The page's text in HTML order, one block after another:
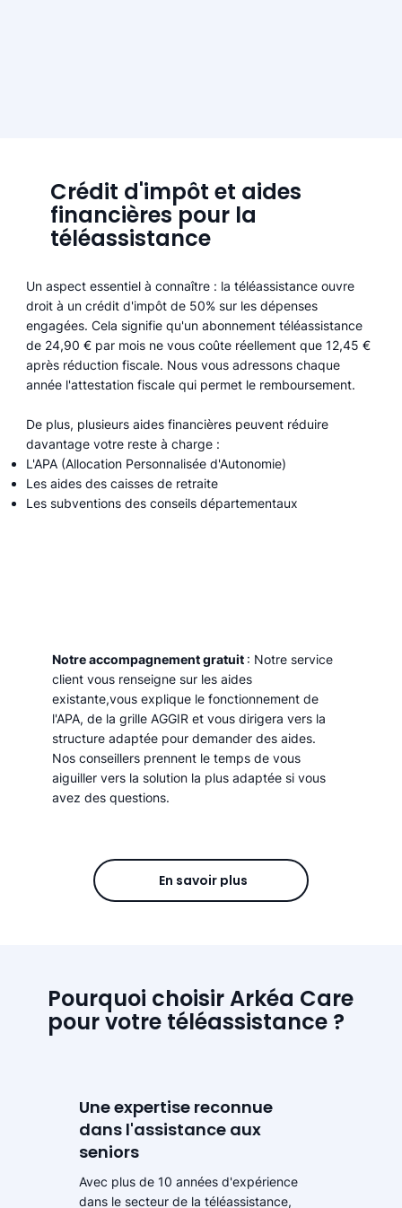
Crédit d'impôt et aides
financières pour la
téléassistance
Un aspect essentiel à connaître : la téléassistance ouvre
droit à un crédit d'impôt de 50% sur les dépenses
engagées. Cela signifie qu'un abonnement téléassistance
de 24,90 € par mois ne vous coûte réellement que 12,45 €
après réduction fiscale. Nous vous adressons chaque
année l'attestation fiscale qui permet le remboursement.
De plus, plusieurs aides financières peuvent réduire
davantage votre reste à charge :
L'APA (Allocation Personnalisée d'Autonomie)
Les aides des caisses de retraite
Les subventions des conseils départementaux
Notre accompagnement gratuit : Notre service
client vous renseigne sur les aides
existante,vous explique le fonctionnement de
l'APA, de la grille AGGIR et vous dirigera vers la
structure adaptée pour demander des aides.
Nos conseillers prennent le temps de vous
aiguiller vers la solution la plus adaptée si vous
avez des questions.
En savoir plus
Pourquoi choisir Arkéa Care
pour votre téléassistance ?
Une expertise reconnue
dans l'assistance aux
seniors
Avec plus de 10 années d'expérience
dans le secteur de la téléassistance,